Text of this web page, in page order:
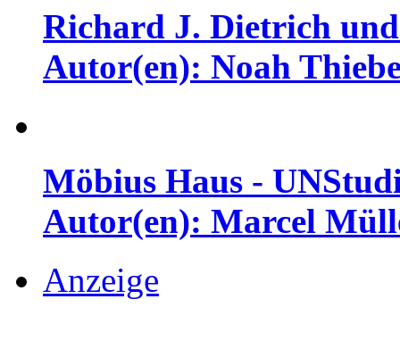
Richard J. Dietrich
Autor(en): Noah
Möbius Haus -
Autor(en): Marcel
Anzeige